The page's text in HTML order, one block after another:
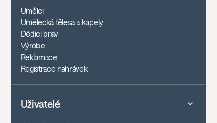
Umělci
Umělecká tělesa a kapely
Dědici práv
Výrobci
Reklamace
Registrace nahrávek
Uživatelé